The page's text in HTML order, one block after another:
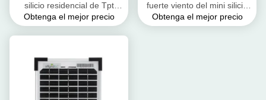
silicio residencial de Tpt
Backsheet 100 vidrio
Obtenga el mejor precio
fuerte viento del mini silicio
cristalino del panel solar
Obtenga el mejor precio